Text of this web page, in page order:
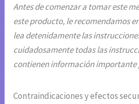
Antes de comenzar a tomar este
este producto, le recomendamos
lea detenidamente las
cuidadosamente todas las
contienen información importante
Contraindicaciones y efectos